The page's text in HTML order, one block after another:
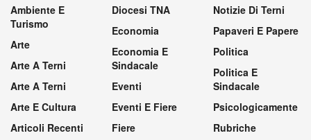
Ambiente E
Turismo
Arte
Arte A Terni
Arte A Terni
Arte E Cultura
Articoli Recenti
Diocesi TNA
Economia
Economia E
Sindacale
Eventi
Eventi E Fiere
Fiere
Notizie Di Terni
Papaveri E Papere
Politica
Politica E
Sindacale
Psicologicamente
Rubriche